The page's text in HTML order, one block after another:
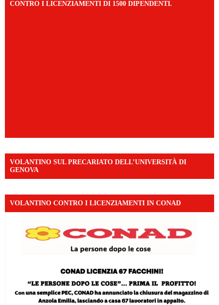
CONTRO I LICENZIAMENTI DI 1500 DIPENDENTI.
VOLANTINO SUL PRECARIATO DELL’UNIVERSITÀ DI
GENOVA
VOLANTINO CONTRO I LICENZIAMENTI IN CONAD